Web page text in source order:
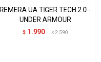
REMERA UA TIGER TECH 2.0 -
UNDER ARMOUR
$ 1.990 $ 2.590